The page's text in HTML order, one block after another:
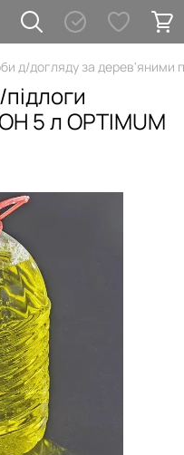
д/догляду за дерев'яними
5 л OPTIMUM